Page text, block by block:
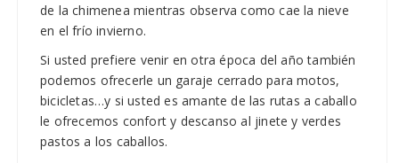
de la chimenea mientras observa como cae la nieve
en el frío invierno.
Si usted prefiere venir en otra época del año también
podemos ofrecerle un garaje cerrado para motos,
bicicletas…y si usted es amante de las rutas a caballo
le ofrecemos confort y descanso al jinete y verdes
pastos a los caballos.